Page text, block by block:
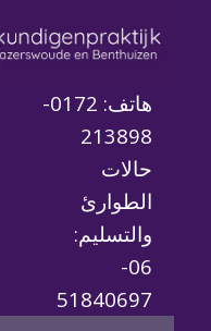
هاتف: 0172-
213898
حالات
الطوارئ
والتسليم:
06-
51840697